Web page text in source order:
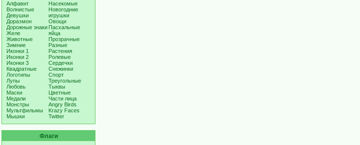
Алфавит
Волнистые
Девушки
Дораэмон
Дорожные знаки
Желе
Животные
Зимние
Иконки 1
Иконки 2
Иконки 3
Квадратные
Логотипы
Лупы
Любовь
Маски
Медали
Монстры
Мультфильмы
Мышки
Насекомые
Новогодние
игрушки
Овощи
Пасхальные
яйца
Прозрачные
Разные
Растения
Ролевые
Сердечки
Снежинки
Спорт
Треугольные
Тыквы
Цветные
Части лица
Angry Birds
Krazy Faces
Twitter
Флаги